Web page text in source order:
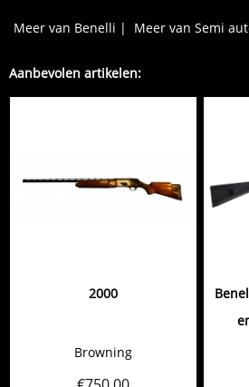
Meer van Benelli | Meer van Semi
Aanbevolen artikelen:
2000
Browning